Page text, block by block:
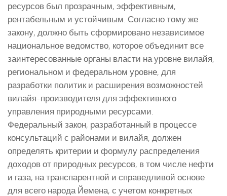
ресурсов был прозрачным, эффективным,
рентабельным и устойчивым. Согласно тому же
закону, должно быть сформировано независимое
национальное ведомство, которое объединит все
заинтересованные органы власти на уровне вилайя,
региональном и федеральном уровне, для
разработки политик и расширения возможностей
вилайя-производителя для эффективного
управления природными ресурсами.
Федеральный закон, разработанный в процессе
консультаций с районами и вилайя, должен
определять критерии и формулу распределения
доходов от природных ресурсов, в том числе нефти
и газа, на транспарентной и справедливой основе
для всего народа Йемена, с учетом конкретных